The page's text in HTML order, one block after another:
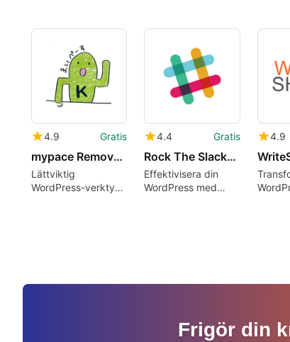
4.9 Gratis
mypace Remove Comments Feed Link
Lättviktig
WordPress-verktyg
4.4 Gratis
Rock The Slackbot
Effektivisera din
WordPress med
4.9
Frigör din